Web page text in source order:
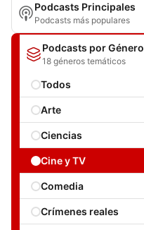
Podcasts Principales
Podcasts más populares
Podcasts por Género
18 géneros temáticos
Todos
Arte
Ciencias
Cine y TV
Comedia
Crímenes reales